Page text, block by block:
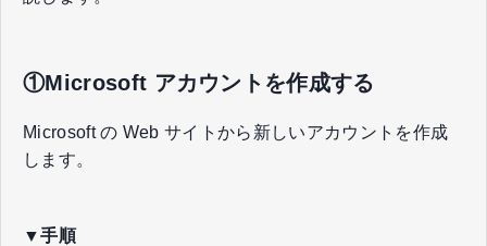
①Microsoft アカウントを作成する
Microsoft の Web サイトから新しいアカウントを作成
します。
▼手順